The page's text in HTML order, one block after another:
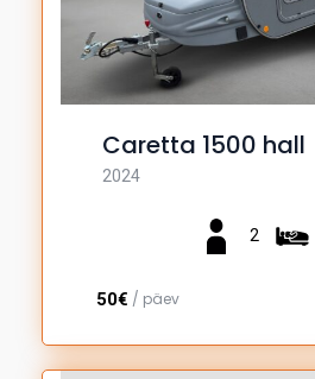
Caretta 1500 hall
2024
2
50€ / päev